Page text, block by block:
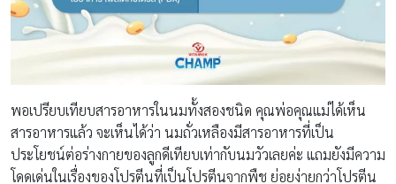
พอเปรียบเทียบสารอาหารในนมทั้งสองชนิด คุณพ่อคุณแม่ได้เห็น
สารอาหารแล้ว จะเห็นได้ว่า นมถั่วเหลืองมีสารอาหารที่เป็น
ประโยชน์ต่อร่างกายของลูกดีเทียบเท่ากับนมวัวเลยค่ะ แถมยังมีความ
โดดเด่นในเรื่องของโปรตีนที่เป็นโปรตีนจากพืช ย่อยง่ายกว่าโปรตีน